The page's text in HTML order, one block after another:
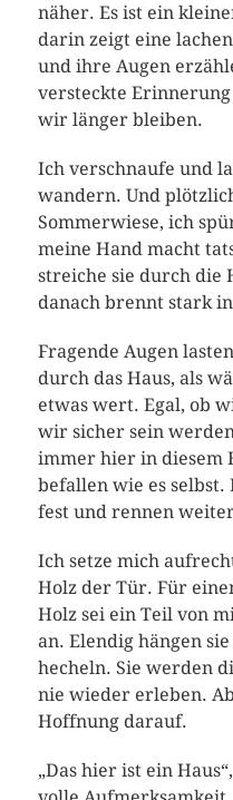
näher. Es ist ein
darin zeigt eine
und ihre Augen
versteckte Erinnerung
wir länger bleiben.
Ich verschnaufe und
wandern. Und
Sommerwiese, ich
meine Hand macht
streiche sie durch die
danach brennt stark
Fragende Augen
durch das Haus, als
etwas wert. Egal, ob
wir sicher sein
immer hier in diesem
befallen wie es
fest und rennen
Ich setze mich
Holz der Tür. Für
Holz sei ein Teil von
an. Elendig hängen
hecheln. Sie werden
nie wieder erleben.
Hoffnung darauf.
„Das hier ist ein